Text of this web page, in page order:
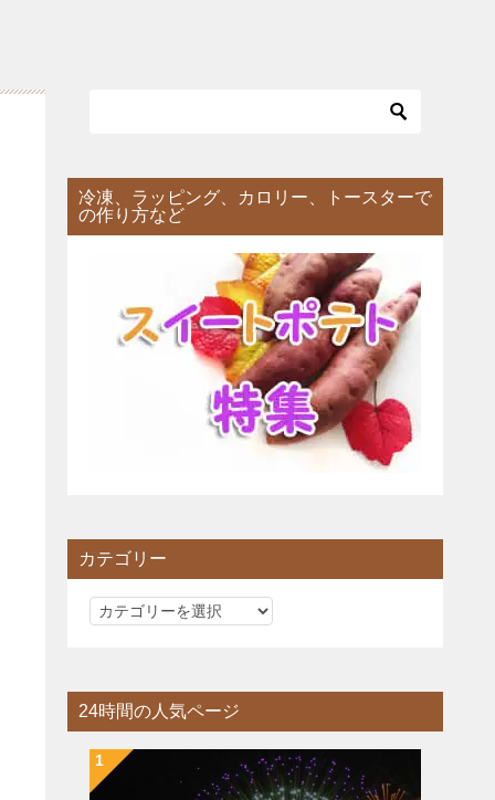
冷凍、ラッピング、カロリー、トースターで
の作り方など
カテゴリー
カ
リ
ー
24時間の人気ページ